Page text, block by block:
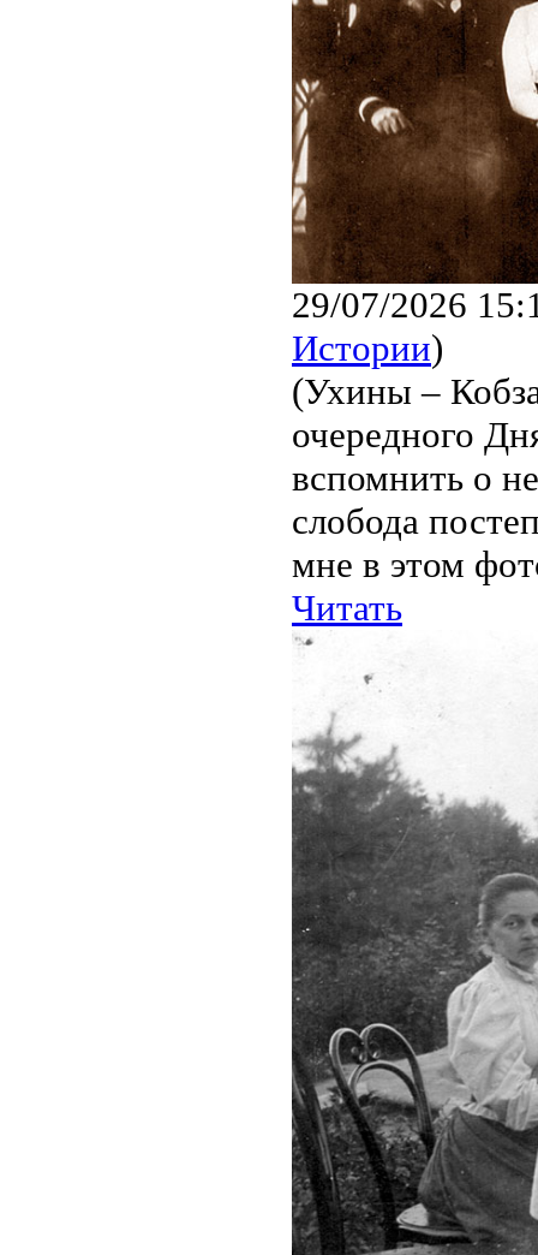
29/07/2026
Истории)
(Ухины –
очередного
вспомнить о
слобода
мне в этом
Читать